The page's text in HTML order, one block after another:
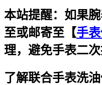
本站提醒：如果
至或邮寄至【手
理，避免手表二次
了解联合手表洗